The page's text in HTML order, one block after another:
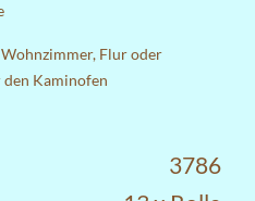
Flur oder
den Kaminofen
3786